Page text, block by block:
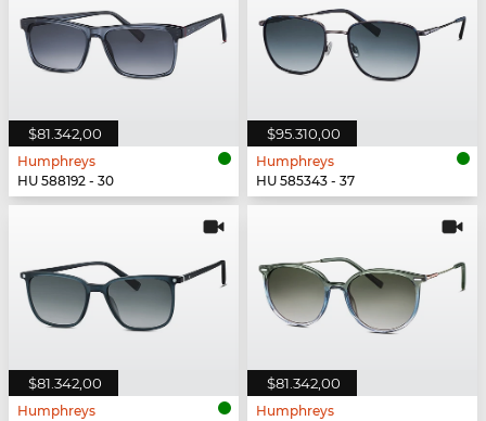
$81.342,00
Humphreys
HU 588192 - 30
$95.310,00
Humphreys
HU 585343 - 37
$81.342,00
Humphreys
$81.342,00
Humphreys